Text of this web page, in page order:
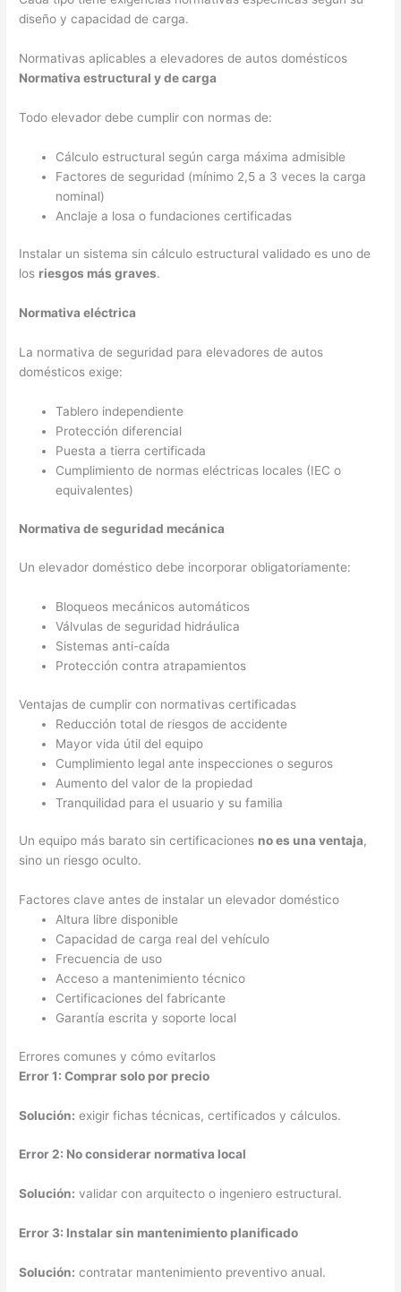
diseño y capacidad de carga.
Normativas aplicables a elevadores de autos domésticos
Normativa estructural y de carga
Todo elevador debe cumplir con normas de:
Cálculo estructural según carga máxima admisible
Factores de seguridad (mínimo 2,5 a 3 veces la carga
nominal)
Anclaje a losa o fundaciones certificadas
Instalar un sistema sin cálculo estructural validado es uno de
los riesgos más graves.
Normativa eléctrica
La normativa de seguridad para elevadores de autos
domésticos exige:
Tablero independiente
Protección diferencial
Puesta a tierra certificada
Cumplimiento de normas eléctricas locales (IEC o
equivalentes)
Normativa de seguridad mecánica
Un elevador doméstico debe incorporar obligatoriamente:
Bloqueos mecánicos automáticos
Válvulas de seguridad hidráulica
Sistemas anti-caída
Protección contra atrapamientos
Ventajas de cumplir con normativas certificadas
Reducción total de riesgos de accidente
Mayor vida útil del equipo
Cumplimiento legal ante inspecciones o seguros
Aumento del valor de la propiedad
Tranquilidad para el usuario y su familia
Un equipo más barato sin certificaciones no es una ventaja,
sino un riesgo oculto.
Factores clave antes de instalar un elevador doméstico
Altura libre disponible
Capacidad de carga real del vehículo
Frecuencia de uso
Acceso a mantenimiento técnico
Certificaciones del fabricante
Garantía escrita y soporte local
Errores comunes y cómo evitarlos
Error 1: Comprar solo por precio
Solución: exigir fichas técnicas, certificados y cálculos.
Error 2: No considerar normativa local
Solución: validar con arquitecto o ingeniero estructural.
Error 3: Instalar sin mantenimiento planificado
Solución: contratar mantenimiento preventivo anual.